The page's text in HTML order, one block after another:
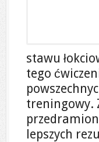
stawu
tego
treningowy.
lepszych